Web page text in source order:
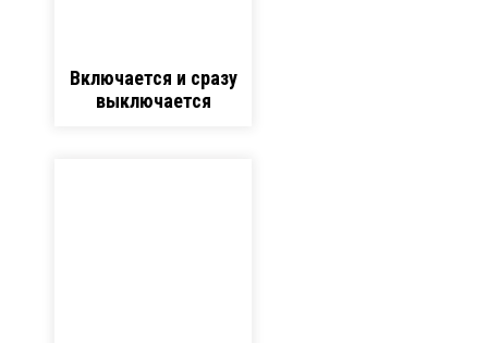
Включается и сразу
выключается